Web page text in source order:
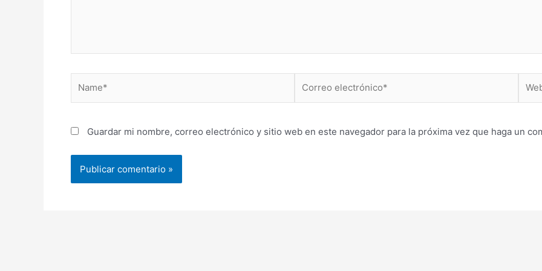
electrónico*
Guardar mi nombre, correo electrónico y sitio web en este navegador para la próxima vez que haga un